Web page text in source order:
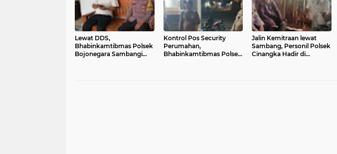
Lewat DDS,
Bhabinkamtibmas Polsek
Bojonegara Sambangi
Kontrol Pos Security
Perumahan,
Bhabinkamtibmas Polsek
Jalin Kemitraan lewat
Sambang, Personil Polsek
Cinangka Hadir di